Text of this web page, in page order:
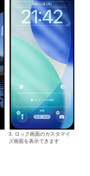
3. ロック画面のカスタマイ
ズ画面を表示できます